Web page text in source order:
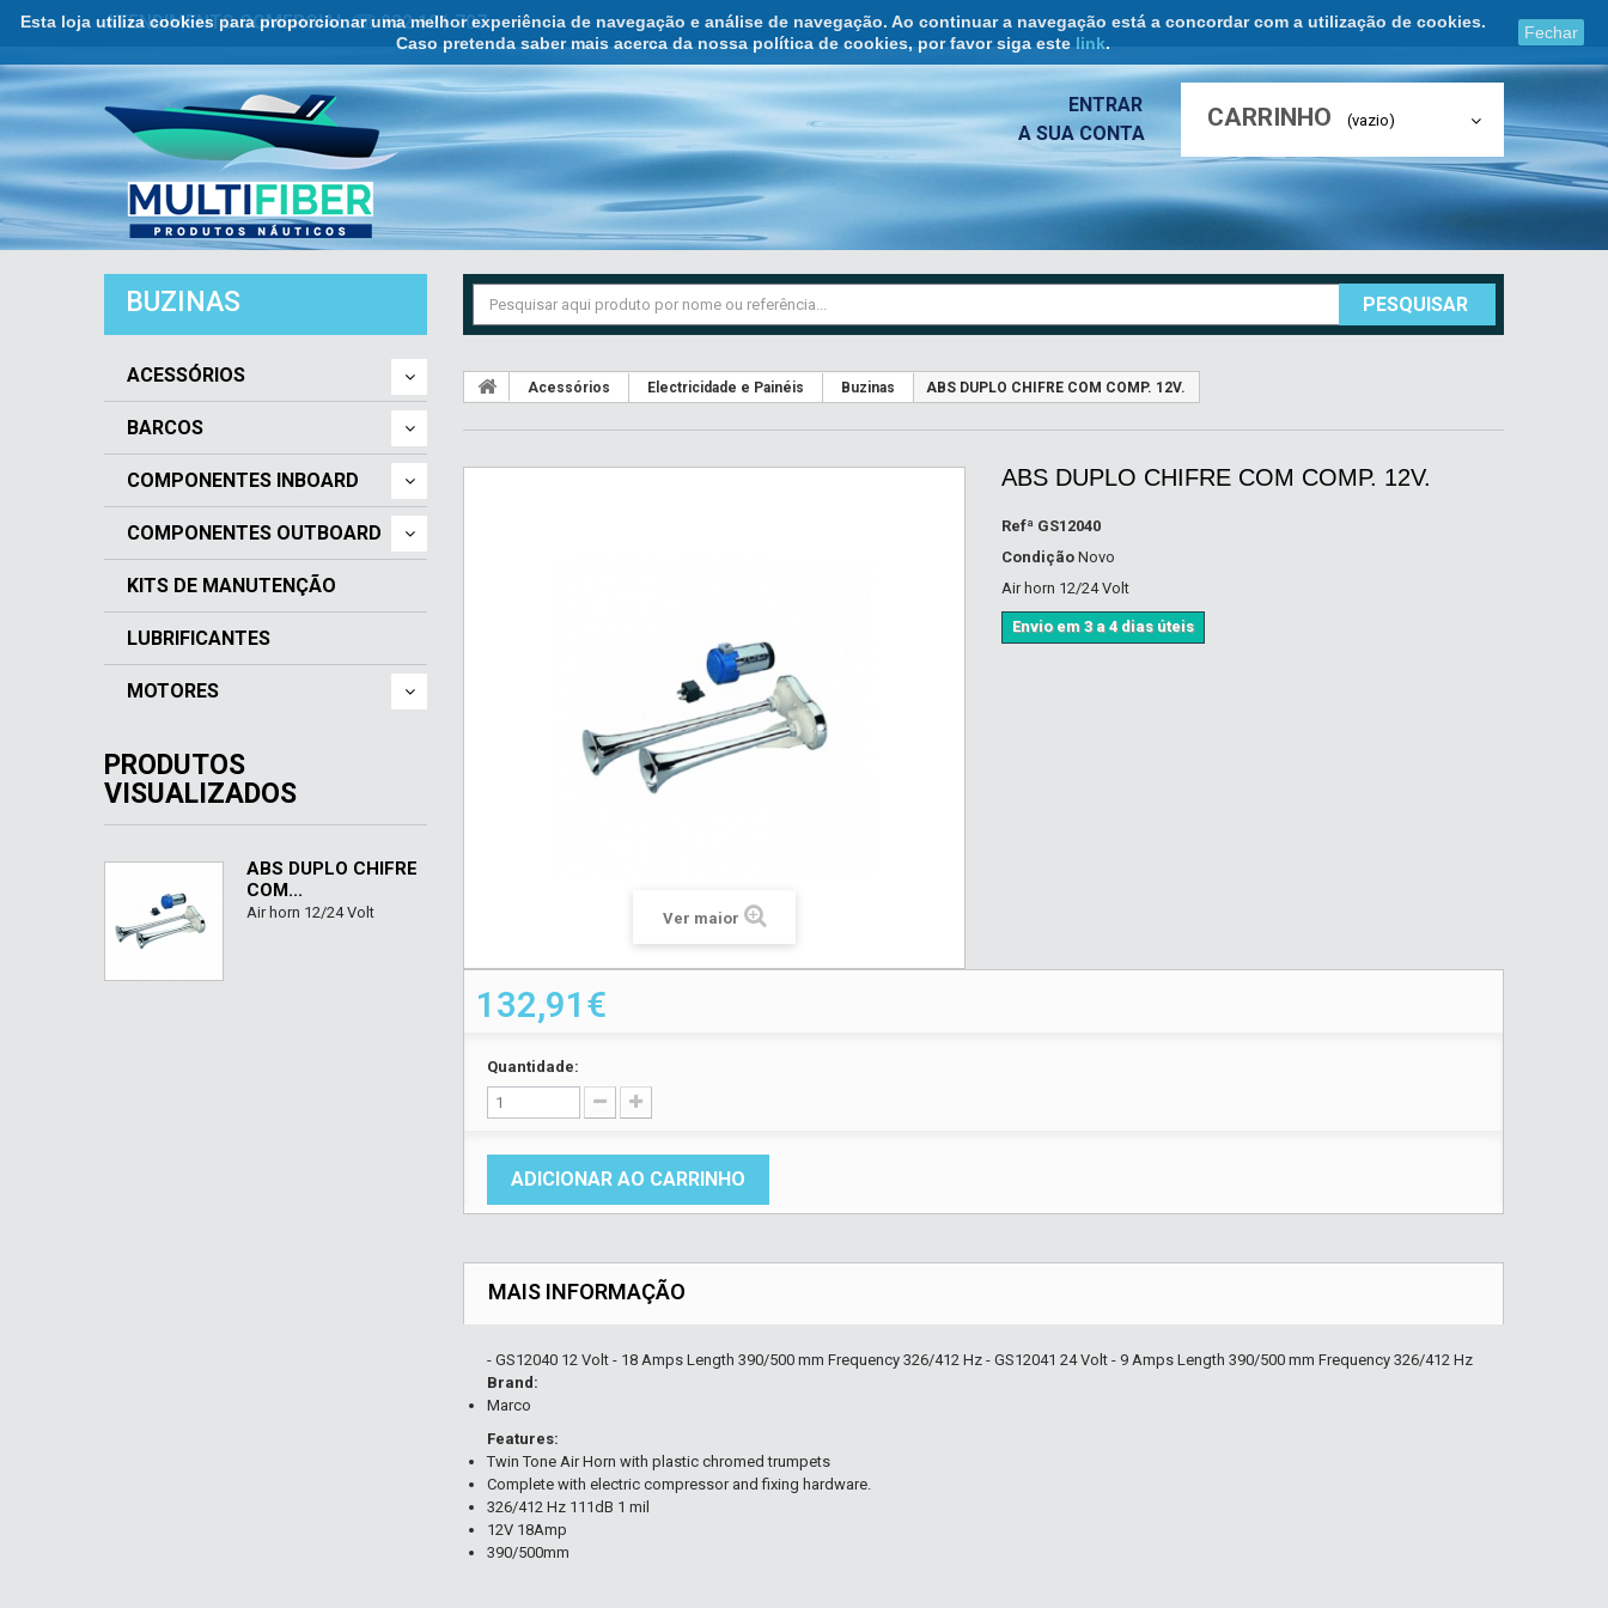
Esta loja utiliza cookies para proporcionar uma melhor experiência de navegação e análise de navegação. Ao continuar a navegação está a concordar com a utilização de cookies.
Caso pretenda saber mais acerca da nossa política de cookies, por favor siga este link.
Fechar
ATENDIMENTO COMERCIAL ☏ 932 121 707
CARRINHO (vazio)
ENTRAR
A SUA CONTA
PESQUISAR
BUZINAS
ACESSÓRIOS
BARCOS
COMPONENTES INBOARD
COMPONENTES OUTBOARD
KITS DE MANUTENÇÃO
LUBRIFICANTES
MOTORES
PRODUTOS
VISUALIZADOS
ABS DUPLO CHIFRE
COM...
Air horn 12/24 Volt
Acessórios Electricidade e Painéis Buzinas ABS DUPLO CHIFRE COM COMP. 12V.
Ver maior
ABS DUPLO CHIFRE COM COMP. 12V.
Refª GS12040
Condição Novo
Air horn 12/24 Volt
Envio em 3 a 4 dias úteis
132,91€
Quantidade:
ADICIONAR AO CARRINHO
MAIS INFORMAÇÃO
- GS12040 12 Volt - 18 Amps Length 390/500 mm Frequency 326/412 Hz - GS12041 24 Volt - 9 Amps Length 390/500 mm Frequency 326/412 Hz
Brand:
Marco
Features:
Twin Tone Air Horn with plastic chromed trumpets
Complete with electric compressor and fixing hardware.
326/412 Hz 111dB 1 mil
12V 18Amp
390/500mm